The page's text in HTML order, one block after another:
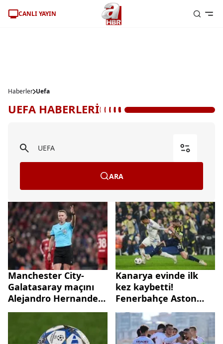
CANLI YAYIN
Haberler Uefa
UEFA HABERLERİ
ARA
Manchester City-
Galatasaray maçını
Alejandro Hernandez
yönetecek
Kanarya evinde ilk
kez kaybetti!
Fenerbahçe Aston
Villa'ya 1-0 mağlup
oldu